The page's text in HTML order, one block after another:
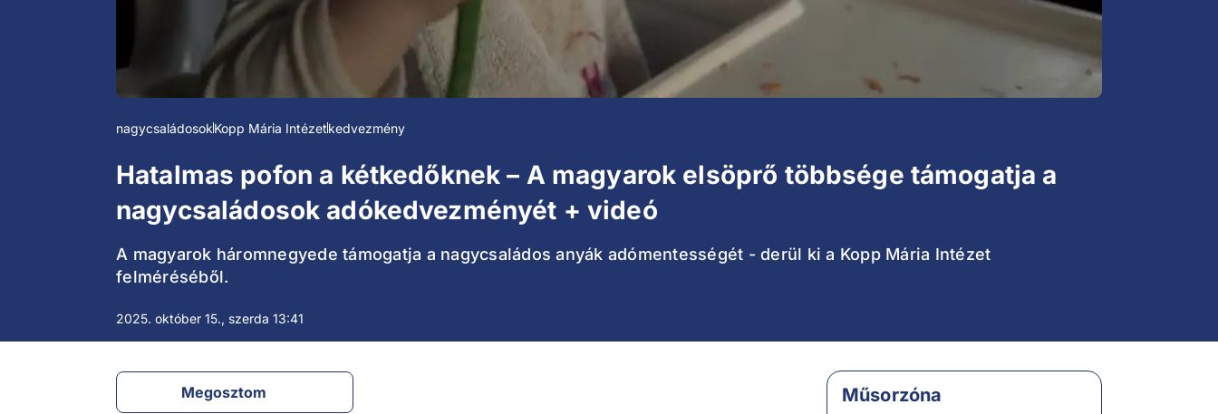
nagycsaládosokKopp Mária Intézetkedvezmény
Hatalmas pofon a kétkedőknek – A magyarok elsöprő többsége támogatja a
nagycsaládosok adókedvezményét + videó
A magyarok háromnegyede támogatja a nagycsaládos anyák adómentességét - derül ki a Kopp Mária Intézet
felméréséből.
2025. október 15., szerda 13:41
Megosztom
Műsorzóna